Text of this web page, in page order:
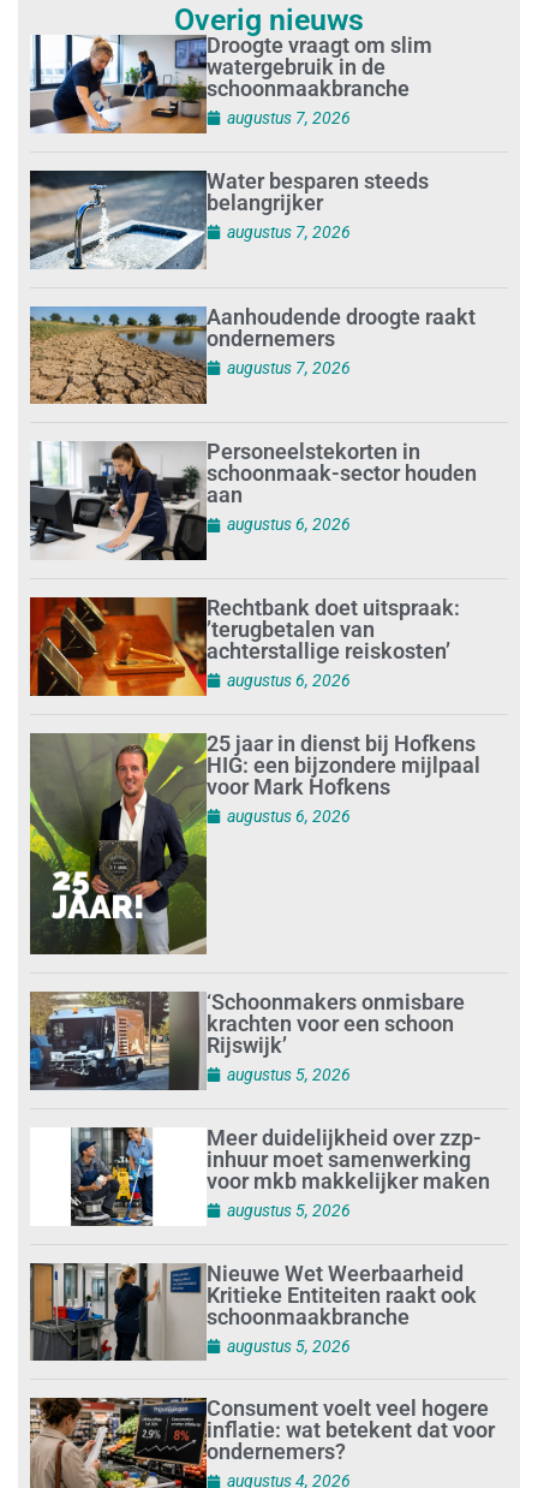
Overig nieuws
Droogte vraagt om slim
watergebruik in de
schoonmaakbranche
augustus 7, 2026
Water besparen steeds
belangrijker
augustus 7, 2026
Aanhoudende droogte raakt
ondernemers
augustus 7, 2026
Personeelstekorten in
schoonmaak-sector houden
aan
augustus 6, 2026
Rechtbank doet uitspraak:
’terugbetalen van
achterstallige reiskosten’
augustus 6, 2026
25 jaar in dienst bij Hofkens
HIG: een bijzondere mijlpaal
voor Mark Hofkens
augustus 6, 2026
‘Schoonmakers onmisbare
krachten voor een schoon
Rijswijk’
augustus 5, 2026
Meer duidelijkheid over zzp-
inhuur moet samenwerking
voor mkb makkelijker maken
augustus 5, 2026
Nieuwe Wet Weerbaarheid
Kritieke Entiteiten raakt ook
schoonmaakbranche
augustus 5, 2026
Consument voelt veel hogere
inflatie: wat betekent dat voor
ondernemers?
augustus 4, 2026